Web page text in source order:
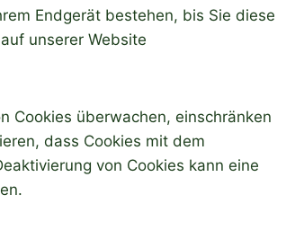
Endgerät bestehen, bis Sie diese
unserer Website
Cookies überwachen, einschränken
dass Cookies mit dem
von Cookies kann eine